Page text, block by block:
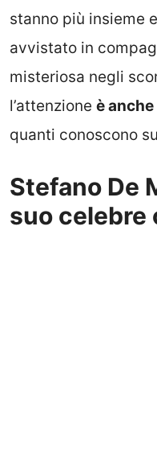
stanno più insieme
avvistato in
misteriosa negli
l’attenzione è
quanti conoscono
Stefano De
suo celebre